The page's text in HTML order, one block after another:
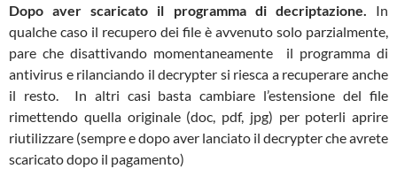
Dopo aver scaricato il programma di decriptazione. In
qualche caso il recupero dei file è avvenuto solo parzialmente,
pare che disattivando momentaneamente il programma di
antivirus e rilanciando il decrypter si riesca a recuperare anche
il resto. In altri casi basta cambiare l’estensione del file
rimettendo quella originale (doc, pdf, jpg) per poterli aprire
riutilizzare (sempre e dopo aver lanciato il decrypter che avrete
scaricato dopo il pagamento)